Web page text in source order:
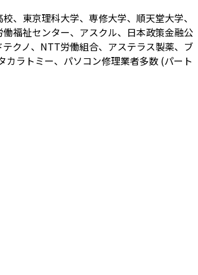
、東京理科大学、専修大学、順天堂大学、
福祉センター、アスクル、日本政策金融公
クノ、NTT労働組合、アステラス製薬、ブ
ラトミー、パソコン修理業者多数 (パート